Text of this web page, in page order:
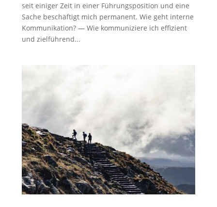
seit einiger Zeit in einer Führungsposition und eine
Sache beschäftigt mich permanent. Wie geht interne
Kommunikation? — Wie kommuniziere ich effizient
und zielführend...